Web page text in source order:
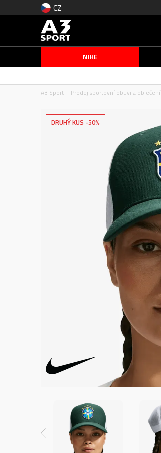
CZ
NIKE
A3 Sport – Prodej sportovní obuvi a oblečení
DRUHÝ KUS -50%